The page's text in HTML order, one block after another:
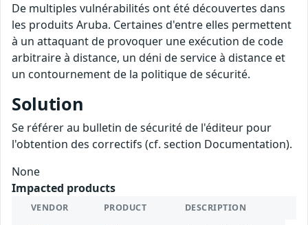
De multiples vulnérabilités ont été découvertes dans
les produits Aruba. Certaines d'entre elles permettent
à un attaquant de provoquer une exécution de code
arbitraire à distance, un déni de service à distance et
un contournement de la politique de sécurité.
Solution
Se référer au bulletin de sécurité de l'éditeur pour
l'obtention des correctifs (cf. section Documentation).
None
Impacted products
VENDOR PRODUCT DESCRIPTION